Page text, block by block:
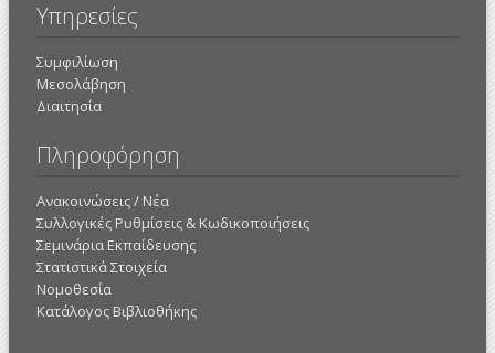
Υπηρεσίες
Συμφιλίωση
Μεσολάβηση
Διαιτησία
Πληροφόρηση
Ανακοινώσεις / Νέα
Συλλογικές Ρυθμίσεις & Κωδικοποιήσεις
Σεμινάρια Εκπαίδευσης
Στατιστικά Στοιχεία
Νομοθεσία
Κατάλογος Βιβλιοθήκης